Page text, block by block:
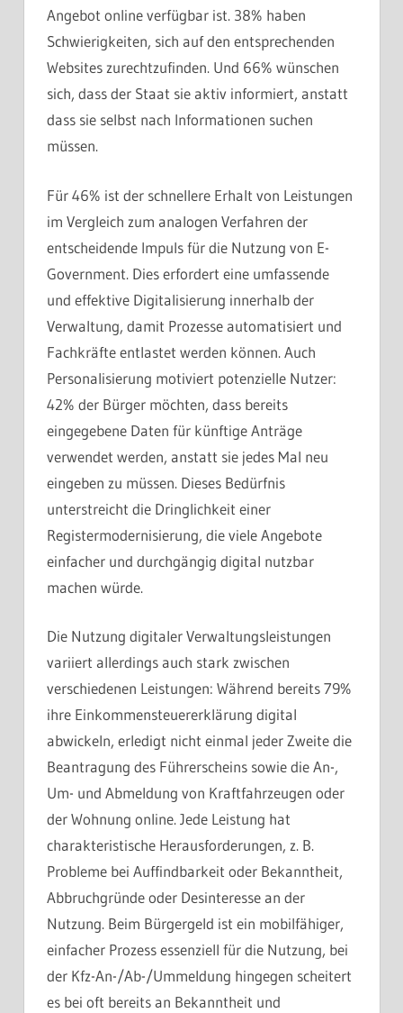
Angebot online verfügbar ist. 38% haben
Schwierigkeiten, sich auf den entsprechenden
Websites zurechtzufinden. Und 66% wünschen
sich, dass der Staat sie aktiv informiert, anstatt
dass sie selbst nach Informationen suchen
müssen.
Für 46% ist der schnellere Erhalt von Leistungen
im Vergleich zum analogen Verfahren der
entscheidende Impuls für die Nutzung von E-
Government. Dies erfordert eine umfassende
und effektive Digitalisierung innerhalb der
Verwaltung, damit Prozesse automatisiert und
Fachkräfte entlastet werden können. Auch
Personalisierung motiviert potenzielle Nutzer:
42% der Bürger möchten, dass bereits
eingegebene Daten für künftige Anträge
verwendet werden, anstatt sie jedes Mal neu
eingeben zu müssen. Dieses Bedürfnis
unterstreicht die Dringlichkeit einer
Registermodernisierung, die viele Angebote
einfacher und durchgängig digital nutzbar
machen würde.
Die Nutzung digitaler Verwaltungsleistungen
variiert allerdings auch stark zwischen
verschiedenen Leistungen: Während bereits 79%
ihre Einkommensteuererklärung digital
abwickeln, erledigt nicht einmal jeder Zweite die
Beantragung des Führerscheins sowie die An-,
Um- und Abmeldung von Kraftfahrzeugen oder
der Wohnung online. Jede Leistung hat
charakteristische Herausforderungen, z. B.
Probleme bei Auffindbarkeit oder Bekanntheit,
Abbruchgründe oder Desinteresse an der
Nutzung. Beim Bürgergeld ist ein mobilfähiger,
einfacher Prozess essenziell für die Nutzung, bei
der Kfz-An-/Ab-/Ummeldung hingegen scheitert
es bei oft bereits an Bekanntheit und